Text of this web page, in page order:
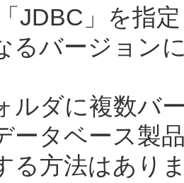
JDBC」を指
るバージョン
ルダに複数バ
ータベース製
る方法はあり